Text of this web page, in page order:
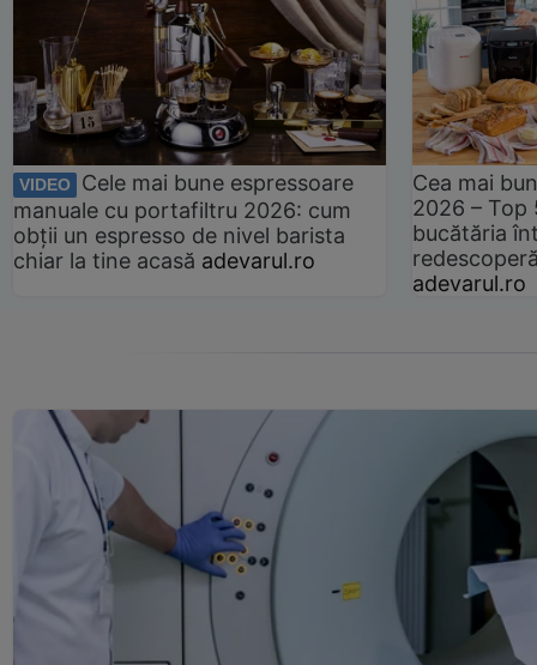
VIDEO
Cele mai bune espressoare
manuale cu portafiltru 2026: cum
obții un espresso de nivel barista
chiar la tine acasă adevarul.ro
Cea mai
2026 –
bucătăria
adevarul.ro